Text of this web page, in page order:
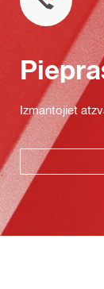
Izmantojiet